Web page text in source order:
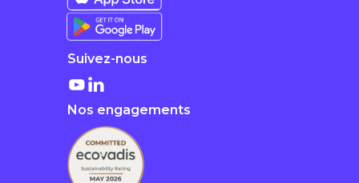
Suivez-nous
Nos engagements